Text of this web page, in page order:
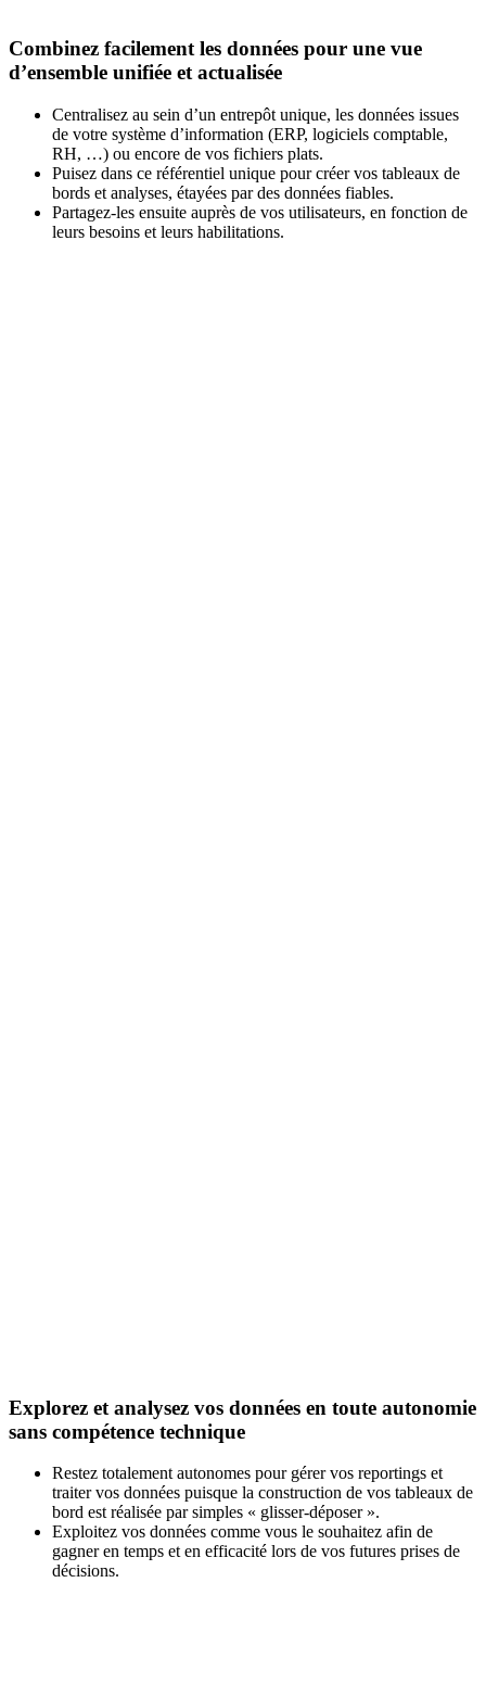
Combinez facilement les données pour une vue
d’ensemble unifiée et actualisée
Centralisez au sein d’un entrepôt unique, les données issues
de votre système d’information (ERP, logiciels comptable,
RH, …) ou encore de vos fichiers plats.
Puisez dans ce référentiel unique pour créer vos tableaux de
bords et analyses, étayées par des données fiables.
Partagez-les ensuite auprès de vos utilisateurs, en fonction de
leurs besoins et leurs habilitations.
Explorez et analysez vos données en toute autonomie
sans compétence technique
Restez totalement autonomes pour gérer vos reportings et
traiter vos données puisque la construction de vos tableaux de
bord est réalisée par simples « glisser-déposer ».
Exploitez vos données comme vous le souhaitez afin de
gagner en temps et en efficacité lors de vos futures prises de
décisions.